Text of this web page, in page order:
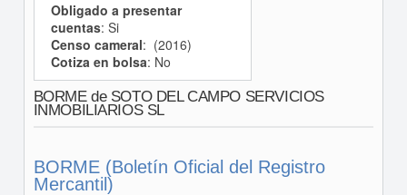
Obligado a presentar
cuentas: Si
Censo cameral: (2016)
Cotiza en bolsa: No
BORME de SOTO DEL CAMPO SERVICIOS
INMOBILIARIOS SL
BORME (Boletín Oficial del Registro
Mercantil)